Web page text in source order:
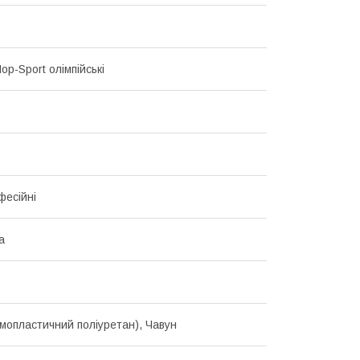
Sport олімпійські
поліуретан), Чавун